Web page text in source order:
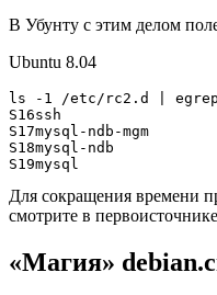
В Убунту с этим делом
Ubuntu 8.04
ls -1 /etc/rc2.d |
S16ssh
S17mysql-ndb-mgm
S18mysql-ndb
Для сокращения времени
смотрите в
«Магия»